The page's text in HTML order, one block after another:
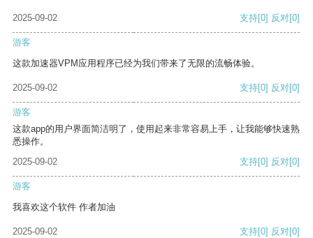
2025-09-02 支持[0] 反对[0]
游客
这款加速器VPM应用程序已经为我们带来了无限的流畅体验。
2025-09-02 支持[0] 反对[0]
游客
这款app的用户界面简洁明了，使用起来非常容易上手，让我能够快速熟
悉操作。
2025-09-02
支持[0] 反对[0]
游客
我喜欢这个软件 作者加油
2025-09-02 支持[0] 反对[0]